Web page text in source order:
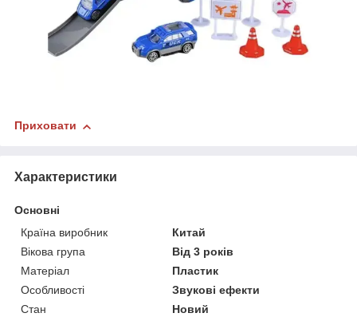
Приховати
Характеристики
Основні
Країна виробник
Китай
Вікова група
Від 3 років
Матеріал
Пластик
Особливості
Звукові ефекти
Стан
Новий